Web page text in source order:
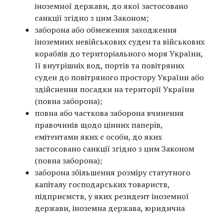
іноземної держави, до якої застосовано
санкції згідно з цим Законом;
заборона або обмеження заходження
іноземних невійськових суден та військових
кораблів до територіального моря України,
її внутрішніх вод, портів та повітряних
суден до повітряного простору України або
здійснення посадки на території України
(повна заборона);
повна або часткова заборона вчинення
правочинів щодо цінних паперів,
емітентами яких є особи, до яких
застосовано санкції згідно з цим Законом
(повна заборона);
заборона збільшення розміру статутного
капіталу господарських товариств,
підприємств, у яких резидент іноземної
держави, іноземна держава, юридична